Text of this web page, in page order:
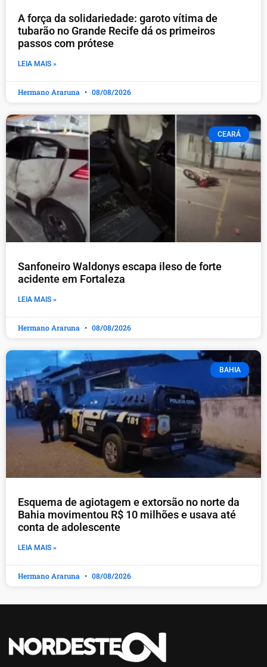
A força da solidariedade: garoto vítima de
tubarão no Grande Recife dá os primeiros
passos com prótese
LEIA MAIS »
Hermano Araruna 08/08/2026
CEARÁ
Sanfoneiro Waldonys escapa ileso de forte
acidente em Fortaleza
LEIA MAIS »
Hermano Araruna 08/08/2026
BAHIA
Esquema de agiotagem e extorsão no norte da
Bahia movimentou R$ 10 milhões e usava até
conta de adolescente
LEIA MAIS »
Hermano Araruna 08/08/2026